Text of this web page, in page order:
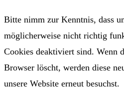
Bitte nimm zur Kenntnis, dass
möglicherweise nicht richtig
Cookies deaktiviert sind. Wenn
Browser löscht, werden diese
unsere Website erneut besuchst.